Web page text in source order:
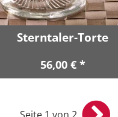
Sterntaler-Torte
56,00 € *